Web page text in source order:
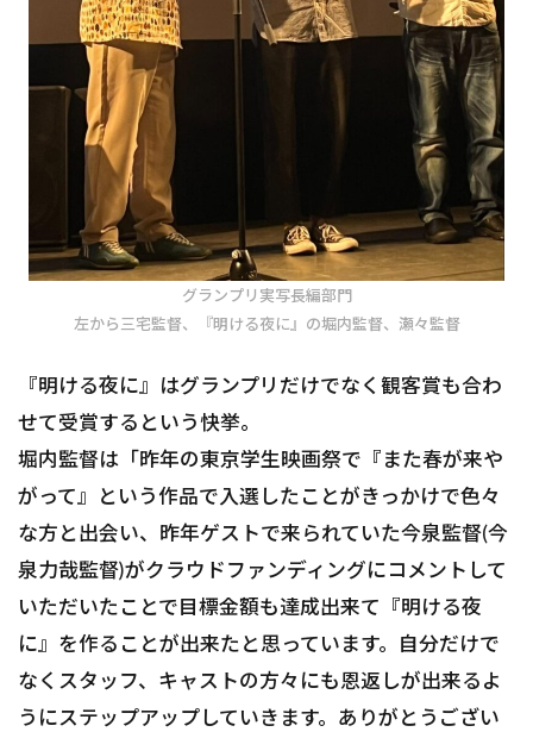
グランプリ実写長編部門
左から三宅監督、『明ける夜に』の堀内監督、瀬々監督
『明ける夜に』はグランプリだけでなく観客賞も合わ
せて受賞するという快挙。
堀内監督は「昨年の東京学生映画祭で『また春が来や
がって』という作品で入選したことがきっかけで色々
な方と出会い、昨年ゲストで来られていた今泉監督(今
泉力哉監督)がクラウドファンディングにコメントして
いただいたことで目標金額も達成出来て『明ける夜
に』を作ることが出来たと思っています。自分だけで
なくスタッフ、キャストの方々にも恩返しが出来るよ
うにステップアップしていきます。ありがとうござい